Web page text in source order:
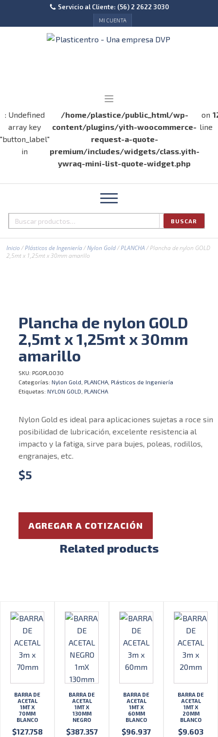
Servicio al Cliente: (56) 2 2622 3030
MI CUENTA
: Undefined
array key
"button_label"
in
/home/plastice/public_html/wp-
content/plugins/yith-woocommerce-
request-a-quote-
premium/includes/widgets/class.yith-
ywraq-mini-list-quote-widget.php
on
line
Buscar
BUSCAR
Inicio/Plásticos de Ingeniería/Nylon Gold/PLANCHA/ Plancha de nylon GOLD
2,5mt x 1,25mt x 30mm amarillo
Plancha de nylon GOLD
2,5mt x 1,25mt x 30mm
amarillo
SKU: PGOPL0030
Categorías: Nylon Gold PLANCHA Plásticos de Ingeniería
Etiquetas: NYLON GOLD PLANCHA
Nylon Gold es ideal para aplicaciones sujetas a roce sin
posibilidad de lubricación, excelente resistencia al
impacto y la fatiga, sirve para bujes, poleas, rodillos,
engranajes, etc.
$5
AGREGAR A COTIZACIÓN
Related products
BARRA DE
ACETAL
1MT X
70MM
BLANCO
$127.758
BARRA DE
ACETAL
1MT X
130MM
NEGRO
$387.357
BARRA DE
ACETAL
1MT X
60MM
BLANCO
$96.937
BARRA DE
ACETAL
1MT X
20MM
BLANCO
$9.603